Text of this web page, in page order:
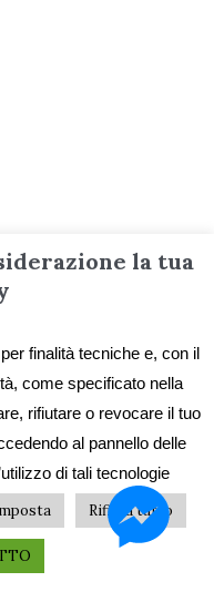
la tua
finalità tecniche e, con il
come specificato nella
rifiutare o revocare il tuo
al pannello delle
di tali tecnologie
Rifiuta tutto